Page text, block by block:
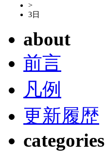
>
3日
about
前言
凡例
更新履歴
categories